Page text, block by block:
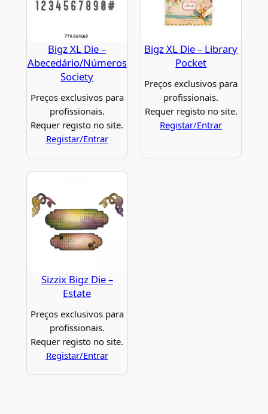
Bigz XL Die –
Abecedário/Números
Society
Preços exclusivos para
profissionais.
Requer registo no site.
Registar/Entrar
Bigz XL Die – Library
Pocket
Preços exclusivos para
profissionais.
Requer registo no site.
Registar/Entrar
Sizzix Bigz Die –
Estate
Preços exclusivos para
profissionais.
Requer registo no site.
Registar/Entrar